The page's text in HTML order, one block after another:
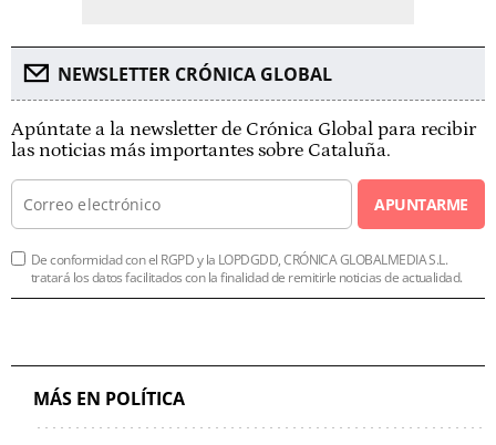
NEWSLETTER CRÓNICA GLOBAL
Apúntate a la newsletter de Crónica Global para recibir
las noticias más importantes sobre Cataluña.
APUNTARME
De conformidad con el RGPD y la LOPDGDD, CRÓNICA GLOBALMEDIA S.L.
tratará los datos facilitados con la finalidad de remitirle noticias de actualidad.
MÁS EN POLÍTICA